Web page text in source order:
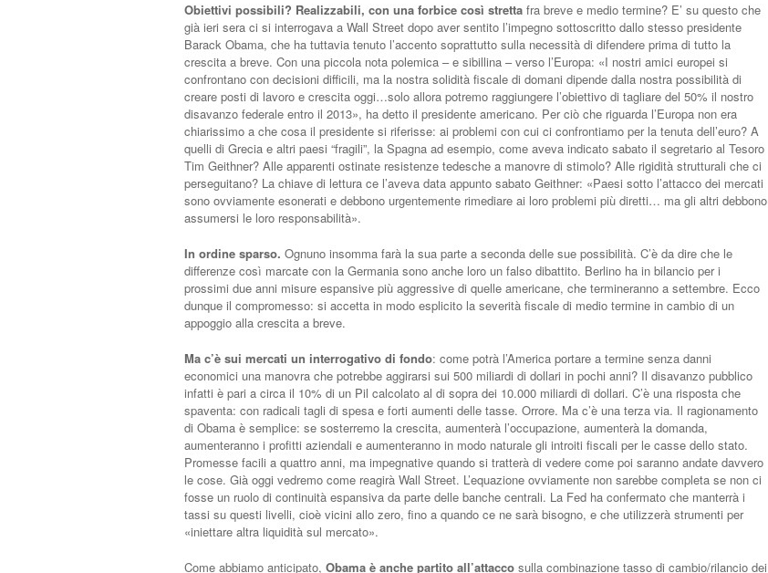
Obiettivi possibili? Realizzabili, con una forbice così stretta fra breve e medio termine? E’ su questo che
già ieri sera ci si interrogava a Wall Street dopo aver sentito l’impegno sottoscritto dallo stesso presidente
Barack Obama, che ha tuttavia tenuto l’accento soprattutto sulla necessità di difendere prima di tutto la
crescita a breve. Con una piccola nota polemica – e sibillina – verso l’Europa: «I nostri amici europei si
confrontano con decisioni difficili, ma la nostra solidità fiscale di domani dipende dalla nostra possibilità di
creare posti di lavoro e crescita oggi…solo allora potremo raggiungere l’obiettivo di tagliare del 50% il nostro
disavanzo federale entro il 2013», ha detto il presidente americano. Per ciò che riguarda l’Europa non era
chiarissimo a che cosa il presidente si riferisse: ai problemi con cui ci confrontiamo per la tenuta dell’euro? A
quelli di Grecia e altri paesi “fragili”, la Spagna ad esempio, come aveva indicato sabato il segretario al Tesoro
Tim Geithner? Alle apparenti ostinate resistenze tedesche a manovre di stimolo? Alle rigidità strutturali che ci
perseguitano? La chiave di lettura ce l’aveva data appunto sabato Geithner: «Paesi sotto l’attacco dei mercati
sono ovviamente esonerati e debbono urgentemente rimediare ai loro problemi più diretti… ma gli altri debbono
assumersi le loro responsabilità».
In ordine sparso. Ognuno insomma farà la sua parte a seconda delle sue possibilità. C’è da dire che le
differenze così marcate con la Germania sono anche loro un falso dibattito. Berlino ha in bilancio per i
prossimi due anni misure espansive più aggressive di quelle americane, che termineranno a settembre. Ecco
dunque il compromesso: si accetta in modo esplicito la severità fiscale di medio termine in cambio di un
appoggio alla crescita a breve.
Ma c’è sui mercati un interrogativo di fondo: come potrà l’America portare a termine senza danni
economici una manovra che potrebbe aggirarsi sui 500 miliardi di dollari in pochi anni? Il disavanzo pubblico
infatti è pari a circa il 10% di un Pil calcolato al di sopra dei 10.000 miliardi di dollari. C’è una risposta che
spaventa: con radicali tagli di spesa e forti aumenti delle tasse. Orrore. Ma c’è una terza via. Il ragionamento
di Obama è semplice: se sosterremo la crescita, aumenterà l’occupazione, aumenterà la domanda,
aumenteranno i profitti aziendali e aumenteranno in modo naturale gli introiti fiscali per le casse dello stato.
Promesse facili a quattro anni, ma impegnative quando si tratterà di vedere come poi saranno andate davvero
le cose. Già oggi vedremo come reagirà Wall Street. L’equazione ovviamente non sarebbe completa se non ci
fosse un ruolo di continuità espansiva da parte delle banche centrali. La Fed ha confermato che manterrà i
tassi su questi livelli, cioè vicini allo zero, fino a quando ce ne sarà bisogno, e che utilizzerà strumenti per
«iniettare altra liquidità sul mercato».
Come abbiamo anticipato, Obama è anche partito all’attacco sulla combinazione tasso di cambio/rilancio dei